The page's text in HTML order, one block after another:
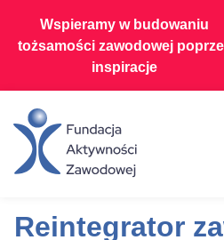
Wspieramy w budowaniu
tożsamości zawodowej
inspiracje
Reintegrator